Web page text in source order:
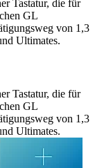
Tastatur, die für
GL
von 1,3
Ultimates.
Tastatur, die für
GL
von 1,3
Ultimates.